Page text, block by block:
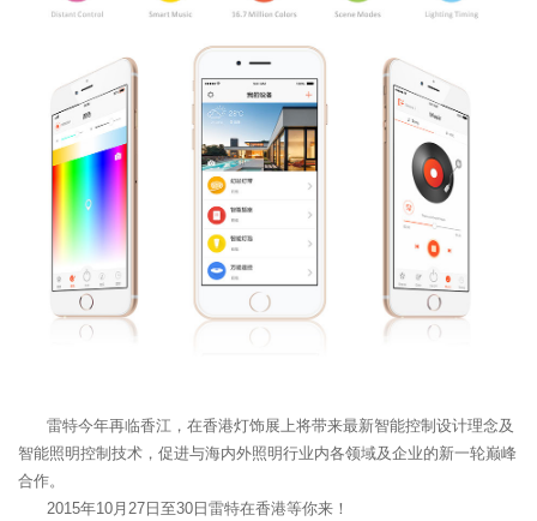
雷特今年再临香江，在香港灯饰展上将带来最新智能控制设计理念及
智能照明控制技术，促进与海内外照明行业内各领域及企业的新一轮巅峰
合作。
2015年10月27日至30日雷特在香港等你来！